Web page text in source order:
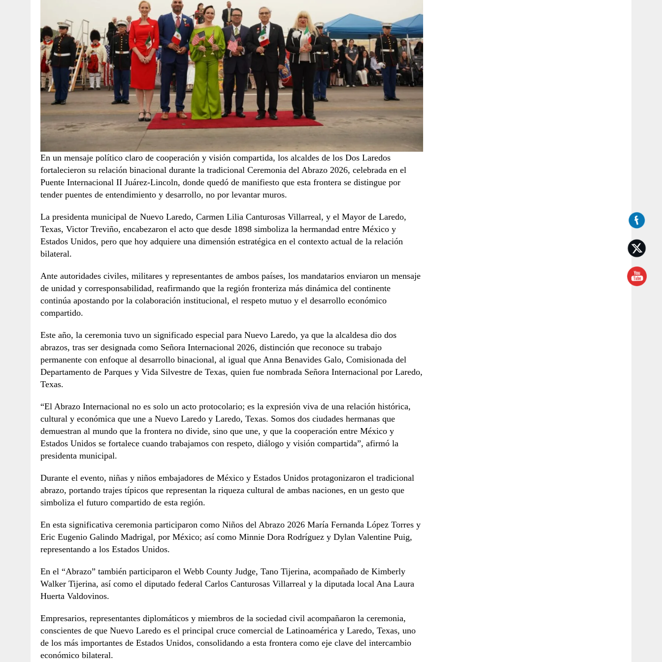
En un mensaje político claro de cooperación y visión compartida, los alcaldes de los Dos Laredos
fortalecieron su relación binacional durante la tradicional Ceremonia del Abrazo 2026, celebrada en el
Puente Internacional II Juárez-Lincoln, donde quedó de manifiesto que esta frontera se distingue por
tender puentes de entendimiento y desarrollo, no por levantar muros.
La presidenta municipal de Nuevo Laredo, Carmen Lilia Canturosas Villarreal, y el Mayor de Laredo,
Texas, Victor Treviño, encabezaron el acto que desde 1898 simboliza la hermandad entre México y
Estados Unidos, pero que hoy adquiere una dimensión estratégica en el contexto actual de la relación
bilateral.
Ante autoridades civiles, militares y representantes de ambos países, los mandatarios enviaron un mensaje
de unidad y corresponsabilidad, reafirmando que la región fronteriza más dinámica del continente
continúa apostando por la colaboración institucional, el respeto mutuo y el desarrollo económico
compartido.
Este año, la ceremonia tuvo un significado especial para Nuevo Laredo, ya que la alcaldesa dio dos
abrazos, tras ser designada como Señora Internacional 2026, distinción que reconoce su trabajo
permanente con enfoque al desarrollo binacional, al igual que Anna Benavides Galo, Comisionada del
Departamento de Parques y Vida Silvestre de Texas, quien fue nombrada Señora Internacional por Laredo,
Texas.
“El Abrazo Internacional no es solo un acto protocolario; es la expresión viva de una relación histórica,
cultural y económica que une a Nuevo Laredo y Laredo, Texas. Somos dos ciudades hermanas que
demuestran al mundo que la frontera no divide, sino que une, y que la cooperación entre México y
Estados Unidos se fortalece cuando trabajamos con respeto, diálogo y visión compartida”, afirmó la
presidenta municipal.
Durante el evento, niñas y niños embajadores de México y Estados Unidos protagonizaron el tradicional
abrazo, portando trajes típicos que representan la riqueza cultural de ambas naciones, en un gesto que
simboliza el futuro compartido de esta región.
En esta significativa ceremonia participaron como Niños del Abrazo 2026 María Fernanda López Torres y
Eric Eugenio Galindo Madrigal, por México; así como Minnie Dora Rodríguez y Dylan Valentine Puig,
representando a los Estados Unidos.
En el “Abrazo” también participaron el Webb County Judge, Tano Tijerina, acompañado de Kimberly
Walker Tijerina, así como el diputado federal Carlos Canturosas Villarreal y la diputada local Ana Laura
Huerta Valdovinos.
Empresarios, representantes diplomáticos y miembros de la sociedad civil acompañaron la ceremonia,
conscientes de que Nuevo Laredo es el principal cruce comercial de Latinoamérica y Laredo, Texas, uno
de los más importantes de Estados Unidos, consolidando a esta frontera como eje clave del intercambio
económico bilateral.